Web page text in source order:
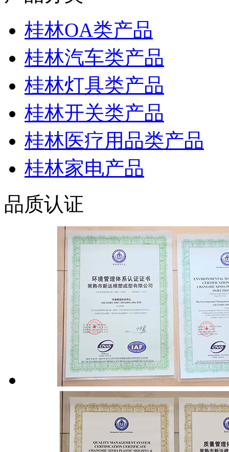
桂林OA类产品
桂林汽车类产品
桂林灯具类产品
桂林开关类产品
桂林医疗用品类产品
桂林家电产品
品质认证